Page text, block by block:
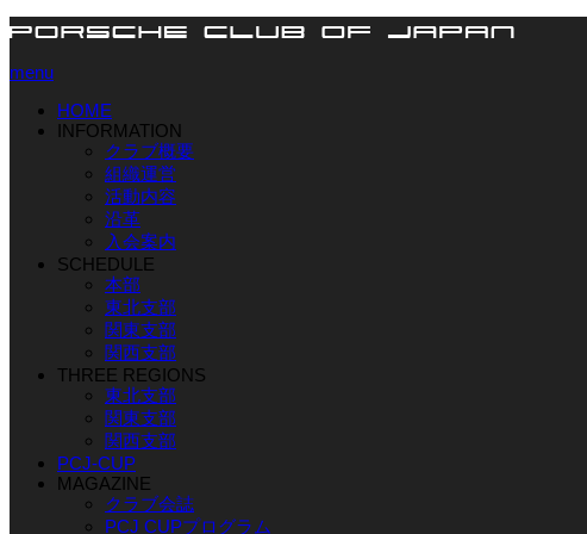
menu
HOME
INFORMATION
クラブ概要
組織運営
活動内容
沿革
入会案内
SCHEDULE
本部
東北支部
関東支部
関西支部
THREE REGIONS
東北支部
関東支部
関西支部
PCJ-CUP
MAGAZINE
クラブ会誌
PCJ CUPプログラム